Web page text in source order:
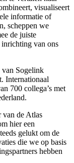
visualiseert
informatie of
scheppen we
de juiste
inrichting van ons
van Sogelink
Internationaal
700 collega’s met
van de Atlas
hier een
gelukt om de
die we op basis
hebben